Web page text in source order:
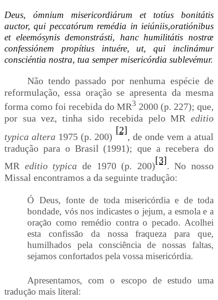
Deus, ómnium misericordiárum et totíus bonitátis
auctor, qui peccatórum remédia in ieiúniis,oratiónibus
et eleemósynis demonstrásti, hanc humilitátis nostræ
confessiónem propítius intuére, ut, qui inclinámur
consciéntia nostra, tua semper misericórdia sublevémur.
Não tendo passado por nenhuma espécie de
reformulação, essa oração se apresenta da mesma
forma como foi recebida do MR3 2000 (p. 227); que,
por sua vez, tinha sido recebida pelo MReditio
typica altera 1975 (p. 200)
[2]
, de onde vem a atual
tradução para o Brasil (1991); que a recebera do
MR editio typica de 1970 (p. 200)
[3]
. No nosso
Missal encontramos a da seguinte tradução:
Ó Deus, fonte de toda misericórdia e de toda
bondade, vós nos indicastes o jejum, a esmola e a
oração como remédio contra o pecado. Acolhei
esta confissão da nossa fraqueza para que,
humilhados pela consciência de nossas faltas,
sejamos confortados pela vossa misericórdia.
Apresentamos, com o escopo de estudo uma
tradução mais literal: